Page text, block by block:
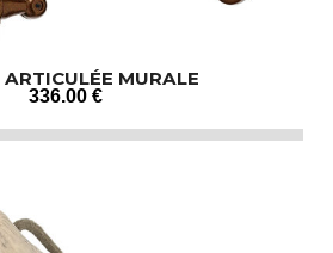
MURALE
336.00 €